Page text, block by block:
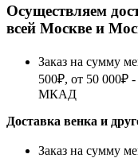
Осуществляем
всей Москве и
Заказ на сумму
500₽, от 50 000₽
МКАД
Доставка венка и
Заказ на сумму